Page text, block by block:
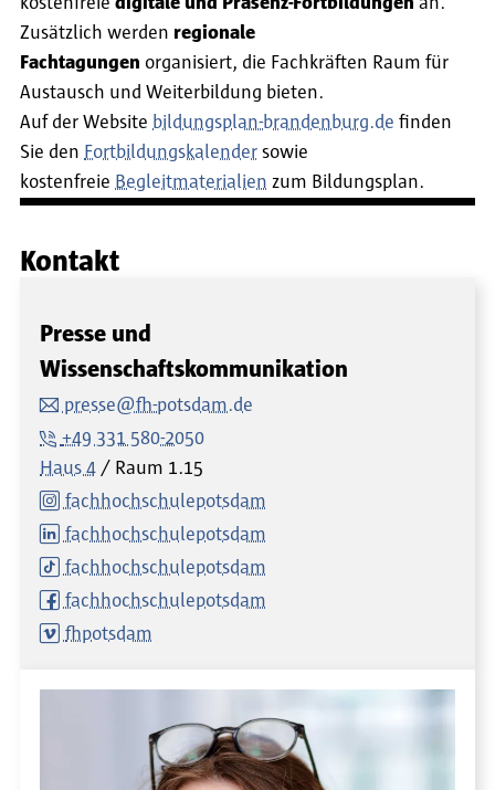
Zusätzlich werden regionale
Fachtagungen organisiert, die Fachkräften Raum für
Austausch und Weiterbildung bieten.
Auf der Website bildungsplan-brandenburg.de finden
Sie den Fortbildungskalender sowie
kostenfreie Begleitmaterialien zum Bildungsplan.
Kontakt
Presse und
Wissenschaftskommunikation
presse@fh-potsdam.de
+49 331 580-2050
Haus 4
Raum 1.15
fachhochschulepotsdam
fachhochschulepotsdam
fachhochschulepotsdam
fachhochschulepotsdam
fhpotsdam